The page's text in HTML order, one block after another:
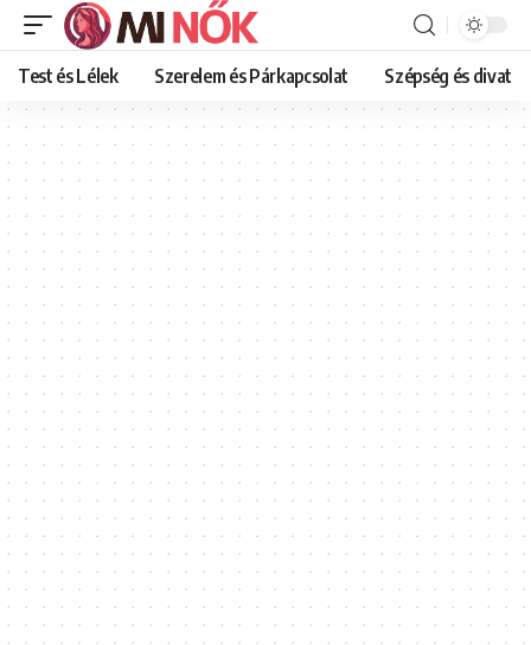
Test és Lélek Szerelem és Párkapcsolat Szépség és divat